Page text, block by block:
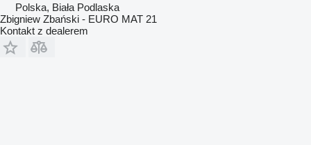
Polska, Biała Podlaska
Zbigniew Zbański - EURO MAT 21
Kontakt z dealerem